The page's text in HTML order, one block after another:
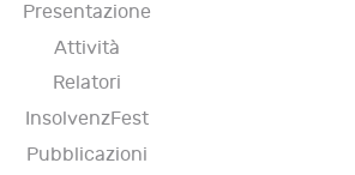
Presentazione
Attività
Relatori
InsolvenzFest
Pubblicazioni